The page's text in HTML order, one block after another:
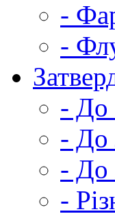
-
-
- До
- До
- До
-